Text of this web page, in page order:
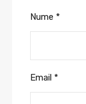
Nume *
Email *